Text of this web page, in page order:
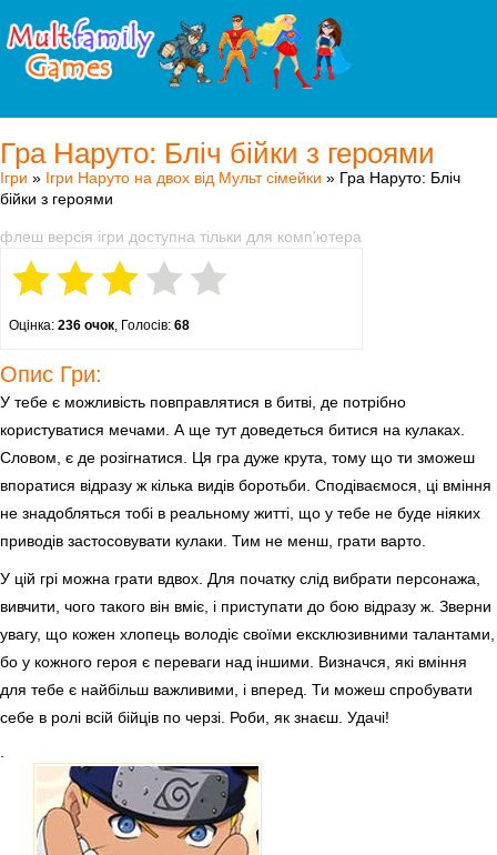
Гра Наруто: Бліч бійки з героями
Ігри » Ігри Наруто на двох від Мульт сімейки » Гра Наруто: Бліч
бійки з героями
флеш версія ігри доступна тільки для комп'ютера
Оцінка: 236 очок, Голосів: 68
Опис Гри:
У тебе є можливість повправлятися в битві, де потрібно
користуватися мечами. А ще тут доведеться битися на кулаках.
Словом, є де розігнатися. Ця гра дуже крута, тому що ти зможеш
впоратися відразу ж кілька видів боротьби. Сподіваємося, ці вміння
не знадобляться тобі в реальному житті, що у тебе не буде ніяких
приводів застосовувати кулаки. Тим не менш, грати варто.
У цій грі можна грати вдвох. Для початку слід вибрати персонажа,
вивчити, чого такого він вміє, і приступати до бою відразу ж. Зверни
увагу, що кожен хлопець володіє своїми ексклюзивними талантами,
бо у кожного героя є переваги над іншими. Визначся, які вміння
для тебе є найбільш важливими, і вперед. Ти можеш спробувати
себе в ролі всій бійців по черзі. Роби, як знаєш. Удачі!